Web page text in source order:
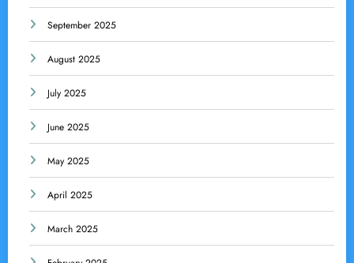
September 2025
August 2025
July 2025
June 2025
May 2025
April 2025
March 2025